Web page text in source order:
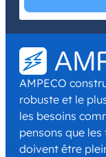
I have read
Conditions.*
AMPECO
robuste et le
les besoins
pensons que
doivent être